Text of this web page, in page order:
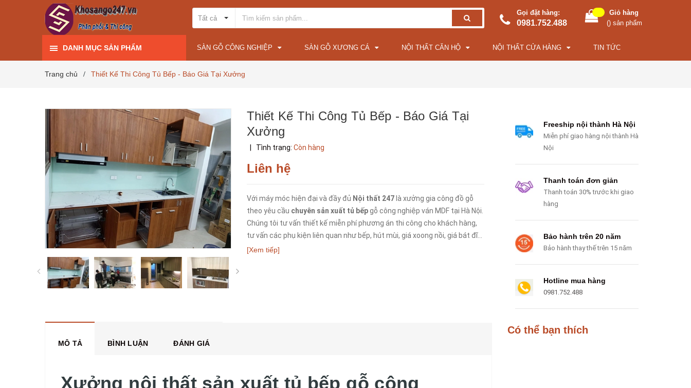
Tất cả
Gọi đặt hàng:
0981.752.488
Giỏ hàng
() sản phẩm
DANH MỤC SẢN PHẨM SÀN GỖ CÔNG NGHIỆP SÀN GỖ XƯƠNG CÁ NỘI THẤT CĂN HỘ NỘI THẤT CỬA HÀNG TIN TỨC
Trang chủ / Thiết Kế Thi Công Tủ Bếp - Báo Giá Tại Xưởng
Thiết Kế Thi Công Tủ Bếp - Báo Giá Tại
Xưởng
Tình trạng: Còn hàng
Liên hệ
Với máy móc hiện đại và đầy đủ Nội thất 247là xưởng gia công đồ gỗ
theo yêu cầu chuyên sản xuất tủ bếpgỗ công nghiệp ván MDF tại Hà Nội.
Chúng tôi tư vấn thiết kế miễn phí phương án thi công cho khách hàng,
tư vấn các phụ kiện liên quan như bếp, hút mùi, giá xoong nồi, giá bát đĩa,
phụ kiện Inox cho tủ bếp.
[Xem tiếp]
MÔ TẢ BÌNH LUẬN ĐÁNH GIÁ
Xưởng nội thất sản xuất tủ bếp gỗ công
Freeship nội thành Hà Nội
Miễn phí giao hàng nội thành Hà
Nội
Thanh toán đơn giản
Thanh toán 30% trước khi giao
hàng
Bảo hành trên 20 năm
Bảo hành thay thế trên 15 năm
Hotline mua hàng
0981.752.488
Có thể bạn thích